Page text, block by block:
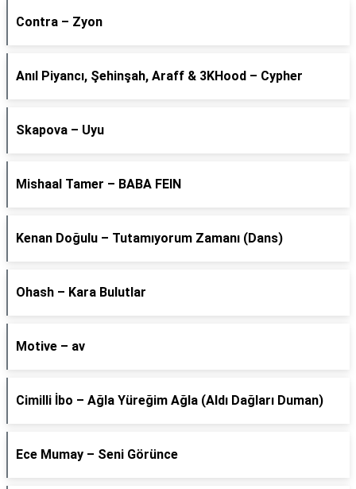
Contra – Zyon
Anıl Piyancı, Şehinşah, Araff & 3KHood – Cypher
Skapova – Uyu
Mishaal Tamer – BABA FEIN
Kenan Doğulu – Tutamıyorum Zamanı (Dans)
Ohash – Kara Bulutlar
Motive – av
Cimilli İbo – Ağla Yüreğim Ağla (Aldı Dağları Duman)
Ece Mumay – Seni Görünce